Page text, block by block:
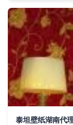
泰坦壁纸湖南代